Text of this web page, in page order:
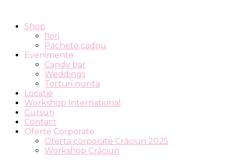
Shop
flori
Pachete cadou
Evenimente
Candy bar
Weddings
Torturi nunta
Locatie
Workshop International
Cursuri
Contact
Oferte Corporate
Oferta corporate Crăciun 2025
Workshop Crăciun